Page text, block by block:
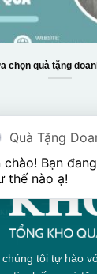
chọn quà tặng
tôi tự hào
Quà Tặng
chào! Bạn
thế nào ạ!